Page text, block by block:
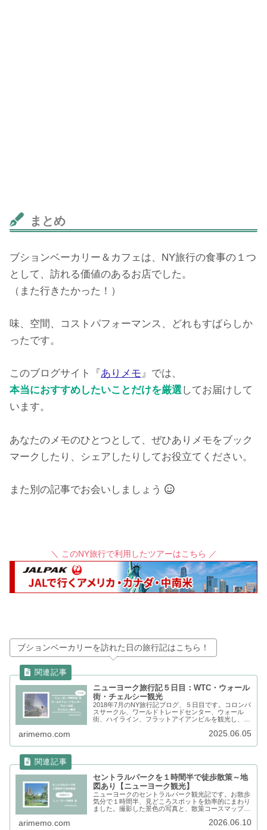
まとめ
ブションベーカリー＆カフェは、NY旅行の食事の１つ
として、訪れる価値のあるお店でした。
（また行きたかった！）
味、空間、コストパフォーマンス、どれもすばらしか
ったです。
このブログサイト『 ありメモ』では、
本当におすすめしたいことだけを厳選してお届けして
います。
あなたのメモのひとつとして、ぜひありメモをブック
マークしたり、シェアしたりしてお役立てください。
また別の記事でお会いしましょう
＼ このNY旅行で利用したツアーはこちら ／
ブションベーカリーを訪れた日の旅行記はこちら！
ニューヨーク旅行記５日目：WTC・ウォール
街・チェルシー観光
2018年7月のNY旅行記ブログ、５日目です。コロンバ
スサークル、ワールドトレードセンター、ウォール
街、ハイライン、フラットアイアンビルを観光し、夜
arimemo.com 2025.06.05
セントラルパークを１時間半で徒歩散策～地
図あり【ニューヨーク観光】
ニューヨークのセントラルパーク観光記です。お散歩
気分で１時間半、見どころスポットを効率的にまわり
ました。撮影した景色の写真と、散策コースマップ
arimemo.com 2026.06.10